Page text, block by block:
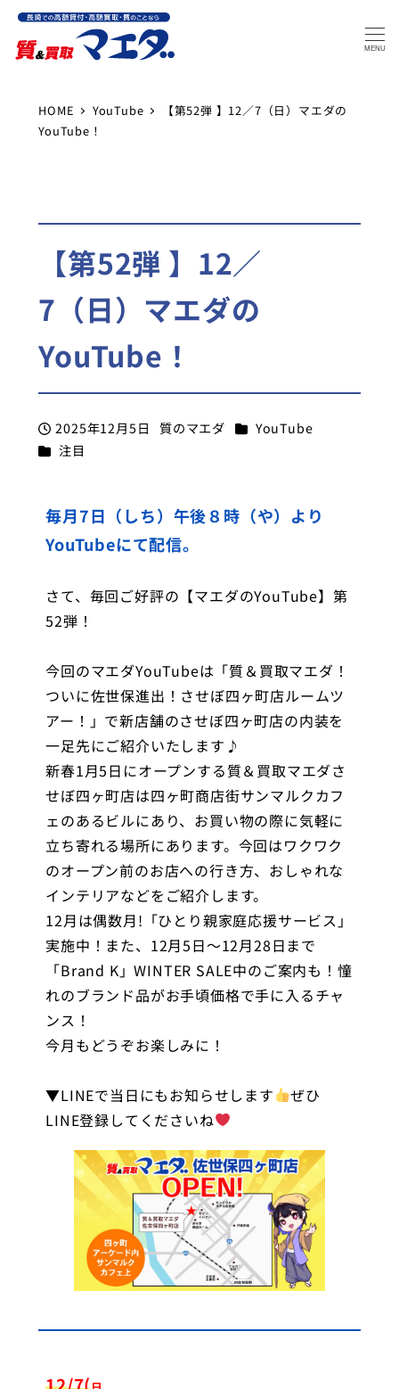
MENU
HOME YouTube
【第52弾 】12／7（日）マエダの
YouTube！
【第52弾 】12／
7（日）マエダの
YouTube！
投稿日
2025年12月5日
著
質のマエダ カテゴリー
YouTube
カテゴリー
注目
毎月7日（しち）午後８時（や）より
YouTubeにて配信。
さて、毎回ご好評の【マエダのYouTube】第
52弾！
今回のマエダYouTubeは「質＆買取マエダ！
ついに佐世保進出！させぼ四ヶ町店ルームツ
アー！」で新店舗のさせぼ四ヶ町店の内装を
一足先にご紹介いたします♪
新春1月5日にオープンする質＆買取マエダさ
せぼ四ヶ町店は四ヶ町商店街サンマルクカフ
ェのあるビルにあり、お買い物の際に気軽に
立ち寄れる場所にあります。今回はワクワク
のオープン前のお店への行き方、おしゃれな
インテリアなどをご紹介します。
12月は偶数月!「ひとり親家庭応援サービス」
実施中！また、12月5日〜12月28日まで
「Brand K」WINTER SALE中のご案内も！憧
れのブランド品がお手頃価格で手に入るチャ
ンス！
今月もどうぞお楽しみに！
▼LINEで当日にもお知らせします
ぜひ
LINE登録してくださいね